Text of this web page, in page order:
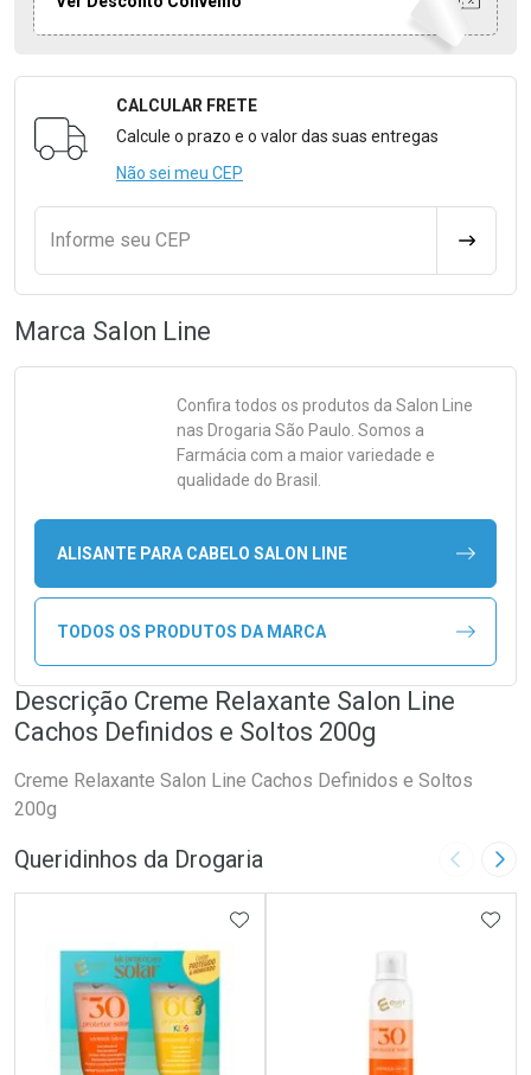
Formulário para Calcular o Frete
CALCULAR FRETE
Calcule o prazo e o valor das suas entregas
Não sei meu CEP
Informe seu CEP
Marca Salon Line
Confira todos os produtos da Salon Line
nas Drogaria São Paulo. Somos a
Farmácia com a maior variedade e
qualidade do Brasil.
ALISANTE PARA CABELO SALON LINE
TODOS OS PRODUTOS DA MARCA
Descrição Creme Relaxante Salon Line
Cachos Definidos e Soltos 200g
Creme Relaxante Salon Line Cachos Definidos e Soltos
200g
Queridinhos da Drogaria Imagem
ADICIONAR AOS FAVORITOS